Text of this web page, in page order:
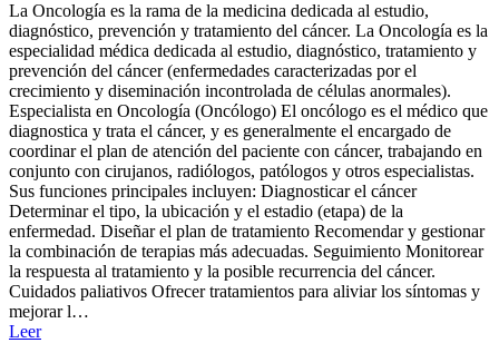
La Oncología es la rama de la medicina dedicada al estudio,
diagnóstico, prevención y tratamiento del cáncer. La Oncología es la
especialidad médica dedicada al estudio, diagnóstico, tratamiento y
prevención del cáncer (enfermedades caracterizadas por el
crecimiento y diseminación incontrolada de células anormales).
Especialista en Oncología (Oncólogo) El oncólogo es el médico que
diagnostica y trata el cáncer, y es generalmente el encargado de
coordinar el plan de atención del paciente con cáncer, trabajando en
conjunto con cirujanos, radiólogos, patólogos y otros especialistas.
Sus funciones principales incluyen: Diagnosticar el cáncer
Determinar el tipo, la ubicación y el estadio (etapa) de la
enfermedad. Diseñar el plan de tratamiento Recomendar y gestionar
la combinación de terapias más adecuadas. Seguimiento Monitorear
la respuesta al tratamiento y la posible recurrencia del cáncer.
Cuidados paliativos Ofrecer tratamientos para aliviar los síntomas y
mejorar l…
Leer